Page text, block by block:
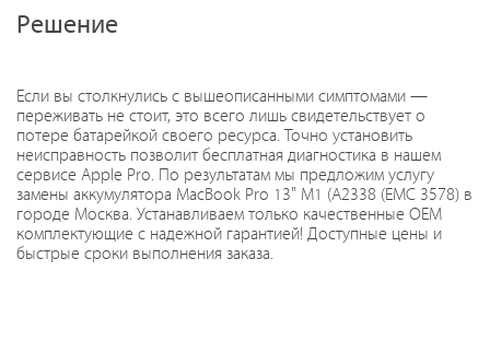
Решение
Если вы столкнулись с вышеописанными симптомами —
переживать не стоит, это всего лишь свидетельствует о
потере батарейкой своего ресурса. Точно установить
неисправность позволит бесплатная диагностика в нашем
сервисе Apple Pro. По результатам мы предложим услугу
замены аккумулятора MacBook Pro 13" M1 (A2338 (EMC 3578) в
городе Москва. Устанавливаем только качественные OEM
комплектующие с надежной гарантией! Доступные цены и
быстрые сроки выполнения заказа.